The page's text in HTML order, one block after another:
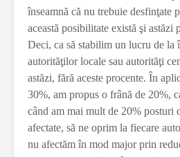
înseamnă că nu trebuie desfinţate
această posibilitate există şi astăzi
Deci, ca să stabilim un lucru de la
autorităţilor locale sau autorităţi
astăzi, fără aceste procente. În
30%, am propus o frână de 20%,
când am mai mult de 20% posturi
afectate, să ne oprim la fiecare
nu afectăm în mod major prin